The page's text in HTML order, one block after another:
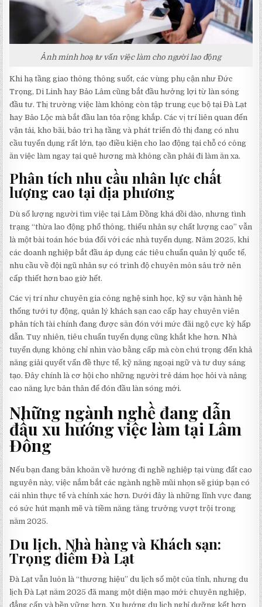
Ảnh minh hoạ tư vấn việc làm cho người lao động
Khi hạ tầng giao thông thông suốt, các vùng phụ cận như Đức
Trọng, Di Linh hay Bảo Lâm cũng bắt đầu hưởng lợi từ làn sóng
đầu tư. Thị trường việc làm không còn tập trung cục bộ tại Đà Lạt
hay Bảo Lộc mà bắt đầu lan tỏa rộng khắp. Các vị trí liên quan đến
vận tải, kho bãi, bảo trì hạ tầng và phát triển đô thị đang có nhu
cầu tuyển dụng rất lớn, tạo điều kiện cho lao động tại chỗ có công
ăn việc làm ngay tại quê hương mà không cần phải đi làm ăn xa.
Phân tích nhu cầu nhân lực chất
lượng cao tại địa phương
Dù số lượng người tìm việc tại Lâm Đồng khá dồi dào, nhưng tình
trạng “thừa lao động phổ thông, thiếu nhân sự chất lượng cao” vẫn
là một bài toán hóc búa đối với các nhà tuyển dụng. Năm 2025, khi
các doanh nghiệp bắt đầu áp dụng các tiêu chuẩn quản lý quốc tế,
nhu cầu về đội ngũ nhân sự có trình độ chuyên môn sâu trở nên
cấp thiết hơn bao giờ hết.
Các vị trí như chuyên gia công nghệ sinh học, kỹ sư vận hành hệ
thống tưới tự động, quản lý khách sạn cao cấp hay chuyên viên
phân tích tài chính đang được săn đón với mức đãi ngộ cực kỳ hấp
dẫn. Tuy nhiên, tiêu chuẩn tuyển dụng cũng khắt khe hơn. Nhà
tuyển dụng không chỉ nhìn vào bằng cấp mà còn chú trọng đến khả
năng giải quyết vấn đề thực tế, kỹ năng ngoại ngữ và tư duy sáng
tạo. Đây chính là cơ hội cho những người trẻ dám học hỏi và nâng
cao năng lực bản thân để đón đầu làn sóng mới.
Những ngành nghề đang dẫn
đầu xu hướng việc làm tại Lâm
Đồng
Nếu bạn đang băn khoăn về hướng đi nghề nghiệp tại vùng đất cao
nguyên này, việc nắm bắt các ngành nghề mũi nhọn sẽ giúp bạn có
cái nhìn thực tế và chính xác hơn. Dưới đây là những lĩnh vực đang
có sức hút mạnh mẽ và tiềm năng tăng trưởng vượt trội trong
năm 2025.
Du lịch, Nhà hàng và Khách sạn:
Trọng điểm Đà Lạt
Đà Lạt vẫn luôn là “thương hiệu” du lịch số một của tỉnh, nhưng du
lịch Đà Lạt năm 2025 đã mang một diện mạo mới: chuyên nghiệp,
đẳng cấp và bền vững hơn. Xu hướng du lịch nghỉ dưỡng kết hợp